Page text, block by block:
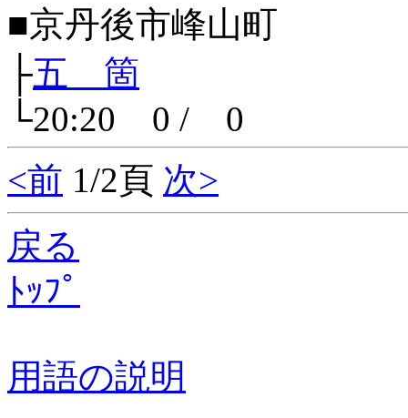
■京丹後市峰山町
├五 箇
└20:20 0 / 0
<前 1/2頁 次>
戻る
ﾄｯﾌﾟ
用語の説明